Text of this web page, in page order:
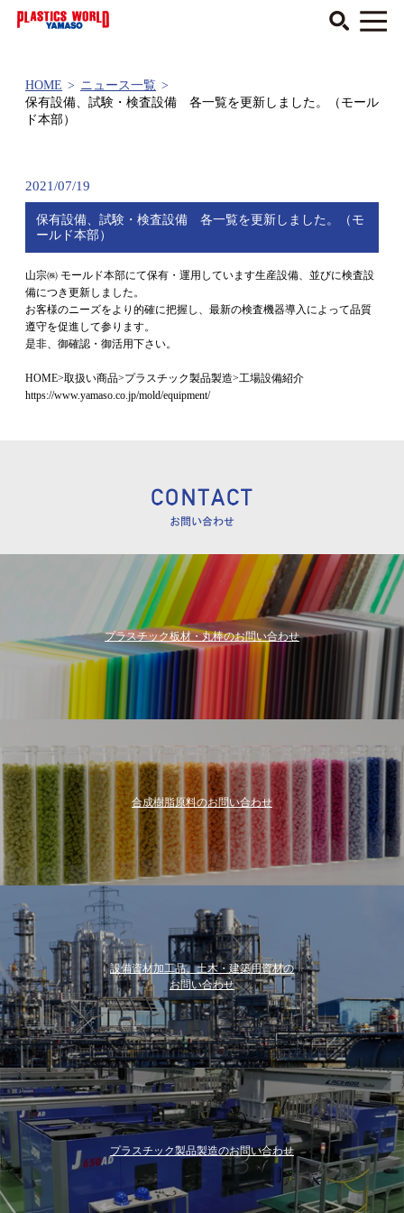
HOME > ニュース一覧 >
保有設備、試験・検査設備 各一覧を更新しました。（モール
ド本部）
2021/07/19
保有設備、試験・検査設備 各一覧を更新しました。（モ
ールド本部）
山宗㈱ モールド本部にて保有・運用しています生産設備、並びに検査設
備につき更新しました。
お客様のニーズをより的確に把握し、最新の検査機器導入によって品質
遵守を促進して参ります。
是非、御確認・御活用下さい。
HOME>取扱い商品>プラスチック製品製造>工場設備紹介
https://www.yamaso.co.jp/mold/equipment/
プラスチック板材・丸棒のお問い合わせ
合成樹脂原料のお問い合わせ
設備資材加工品、土木・建築用資材の
お問い合わせ
プラスチック製品製造のお問い合わせ